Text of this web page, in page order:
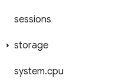
sessions
storage
system.cpu